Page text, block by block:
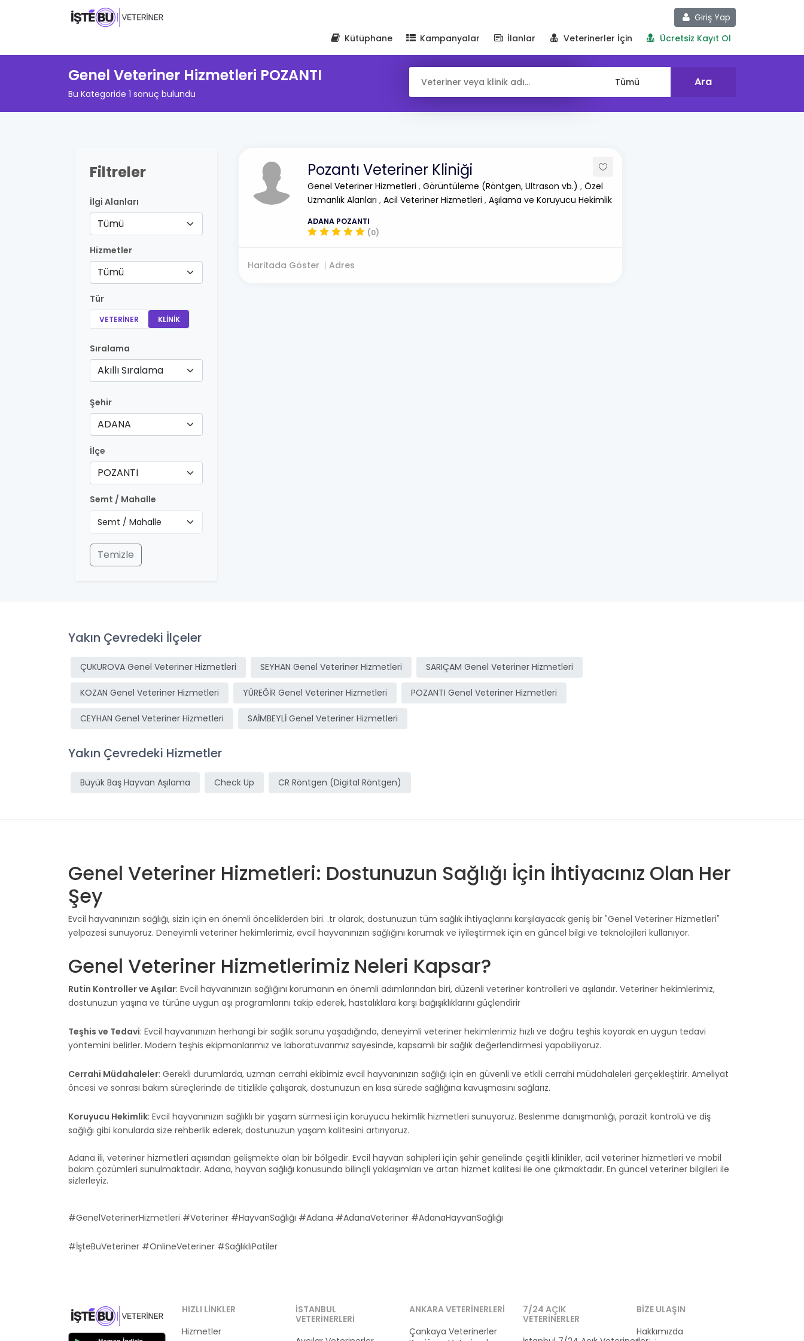
Giriş Yap
Kütüphane
Kampanyalar İlanlar Veterinerler İçin Ücretsiz Kayıt Ol
Genel Veteriner Hizmetleri POZANTI
Bu Kategoride 1 sonuç bulundu
Filtreler
İlgi Alanları
Tümü
Hizmetler
Tümü
Tür
VETERINER KLINIK
Sıralama
Akıllı Sıralama
Şehir
ADANA
İlçe
POZANTI
Semt / Mahalle
Temizle
Pozantı Veteriner Kliniği
Genel Veteriner Hizmetleri , Görüntüleme (Röntgen, Ultrason vb.) , Özel
Uzmanlık Alanları , Acil Veteriner Hizmetleri , Aşılama ve Koruyucu Hekimlik
ADANA POZANTI
(0)
Haritada Göster Adres
Yakın Çevredeki İlçeler
ÇUKUROVA Genel Veteriner Hizmetleri SEYHAN Genel Veteriner Hizmetleri SARIÇAM Genel Veteriner Hizmetleri
KOZAN Genel Veteriner Hizmetleri YÜREĞİR Genel Veteriner Hizmetleri POZANTI Genel Veteriner Hizmetleri
CEYHAN Genel Veteriner Hizmetleri SAİMBEYLİ Genel Veteriner Hizmetleri
Yakın Çevredeki Hizmetler
Büyük Baş Hayvan Aşılama Check Up CR Röntgen (Digital Röntgen)
Genel Veteriner Hizmetleri: Dostunuzun Sağlığı İçin İhtiyacınız Olan Her
Şey
Evcil hayvanınızın sağlığı, sizin için en önemli önceliklerden biri. .tr olarak, dostunuzun tüm sağlık ihtiyaçlarını karşılayacak geniş bir "Genel Veteriner Hizmetleri"
yelpazesi sunuyoruz. Deneyimli veteriner hekimlerimiz, evcil hayvanınızın sağlığını korumak ve iyileştirmek için en güncel bilgi ve teknolojileri kullanıyor.
Genel Veteriner Hizmetlerimiz Neleri Kapsar?
Rutin Kontroller ve Aşılar: Evcil hayvanınızın sağlığını korumanın en önemli adımlarından biri, düzenli veteriner kontrolleri ve aşılarıdır. Veteriner hekimlerimiz,
dostunuzun yaşına ve türüne uygun aşı programlarını takip ederek, hastalıklara karşı bağışıklıklarını güçlendirir
Teşhis ve Tedavi: Evcil hayvanınızın herhangi bir sağlık sorunu yaşadığında, deneyimli veteriner hekimlerimiz hızlı ve doğru teşhis koyarak en uygun tedavi
yöntemini belirler. Modern teşhis ekipmanlarımız ve laboratuvarımız sayesinde, kapsamlı bir sağlık değerlendirmesi yapabiliyoruz.
Cerrahi Müdahaleler: Gerekli durumlarda, uzman cerrahi ekibimiz evcil hayvanınızın sağlığı için en güvenli ve etkili cerrahi müdahaleleri gerçekleştirir. Ameliyat
öncesi ve sonrası bakım süreçlerinde de titizlikle çalışarak, dostunuzun en kısa sürede sağlığına kavuşmasını sağlarız.
Koruyucu Hekimlik: Evcil hayvanınızın sağlıklı bir yaşam sürmesi için koruyucu hekimlik hizmetleri sunuyoruz. Beslenme danışmanlığı, parazit kontrolü ve diş
sağlığı gibi konularda size rehberlik ederek, dostunuzun yaşam kalitesini artırıyoruz.
Adana ili, veteriner hizmetleri açısından gelişmekte olan bir bölgedir. Evcil hayvan sahipleri için şehir genelinde çeşitli klinikler, acil veteriner hizmetleri ve mobil
bakım çözümleri sunulmaktadır. Adana, hayvan sağlığı konusunda bilinçli yaklaşımları ve artan hizmet kalitesi ile öne çıkmaktadır. En güncel veteriner bilgileri ile
sizlerleyiz.
#GenelVeterinerHizmetleri #Veteriner #HayvanSağlığı #Adana #AdanaVeteriner #AdanaHayvanSağlığı
#İşteBuVeteriner #OnlineVeteriner #SağlıklıPatiler
HIZLI LINKLER
Hizmetler
İSTANBUL
VETERINERLERI
ANKARA VETERINERLERI
Çankaya Veterinerler
7/24 AÇIK
VETERINERLER
BIZE ULAŞIN
Hakkımızda